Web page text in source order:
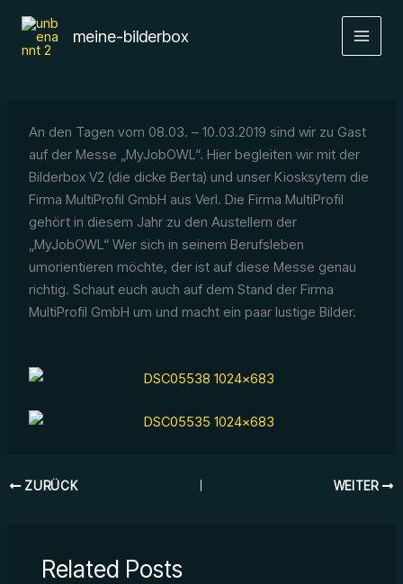
Inhalt
springen
meine-bilderbox
An den Tagen vom 08.03. – 10.03.2019 sind wir zu Gast
auf der Messe „MyJobOWL“. Hier begleiten wir mit der
Bilderbox V2 (die dicke Berta) und unser Kiosksytem die
Firma MultiProfil GmbH aus Verl. Die Firma MultiProfil
gehört in diesem Jahr zu den Austellern der
„MyJobOWL“ Wer sich in seinem Berufsleben
umorientieren möchte, der ist auf diese Messe genau
richtig. Schaut euch auch auf dem Stand der Firma
MultiProfil GmbH um und macht ein paar lustige Bilder.
ZURÜCK WEITER
Related Posts